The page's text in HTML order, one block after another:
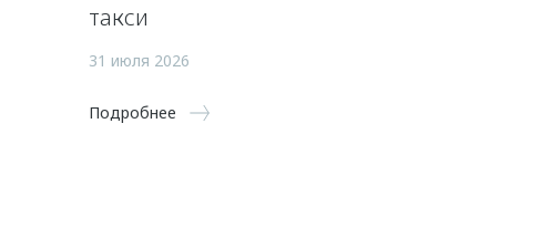
такси
31 июля 2026
Подробнее